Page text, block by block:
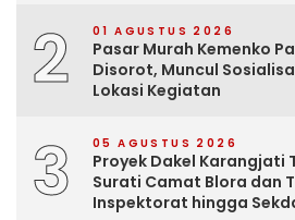
2 01 AGUSTUS 2026
Pasar Murah Kemenko
Disorot, Muncul
Lokasi Kegiatan
3 05 AGUSTUS 2026
Proyek Dakel Karangjati
Surati Camat Blora dan
Inspektorat hingga